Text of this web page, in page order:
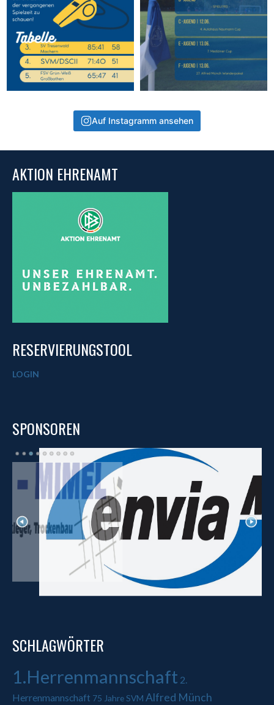
Auf Instagramm ansehen
AKTION EHRENAMT
RESERVIERUNGSTOOL
LOGIN
SPONSOREN
SCHLAGWÖRTER
1.Herrenmannschaft 2.
Herrenmannschaft 75 Jahre SVM Alfred Münch